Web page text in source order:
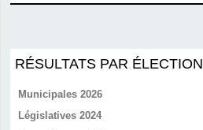
RÉSULTATS PAR ÉLECTION
Municipales 2026
Législatives 2024